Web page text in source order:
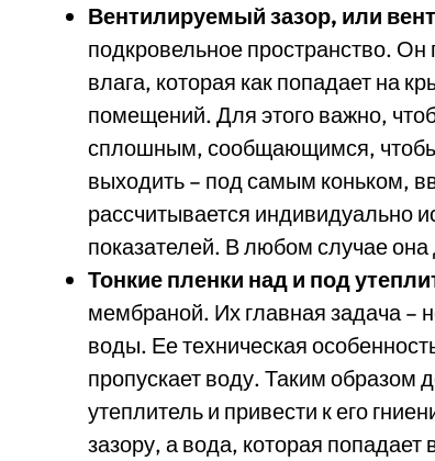
Вентилируемый зазор, или
подкровельное пространство.
влага, которая как попадает на
помещений. Для этого важно,
сплошным, сообщающимся, чтобы
выходить – под самым коньком,
рассчитывается индивидуально
показателей. В любом случае
Тонкие пленки над и под
мембраной. Их главная задача –
воды. Ее техническая
пропускает воду. Таким образом
утеплитель и привести к его
зазору, а вода, которая